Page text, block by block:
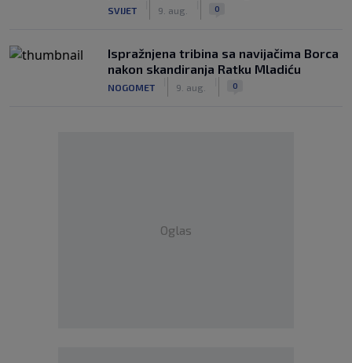
SVIJET 9. aug. 0
Ispražnjena tribina sa navijačima Borca
nakon skandiranja Ratku Mladiću
NOGOMET 9. aug. 0
Oglas